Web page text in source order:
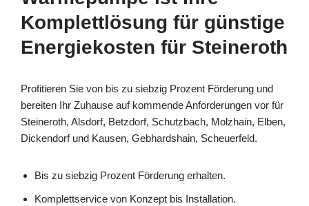
Komplettlösung für günstige
Energiekosten für Steineroth
Profitieren Sie von bis zu siebzig Prozent Förderung und
bereiten Ihr Zuhause auf kommende Anforderungen vor für
Steineroth, Alsdorf, Betzdorf, Schutzbach, Molzhain, Elben,
Dickendorf und Kausen, Gebhardshain, Scheuerfeld.
Bis zu siebzig Prozent Förderung erhalten.
Komplettservice von Konzept bis Installation.